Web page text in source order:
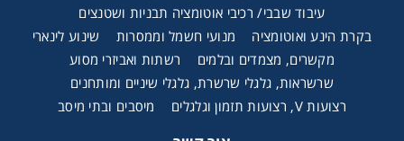
עיבוד שבבי/ רכיבי אוטומציה תבניות ושטנצים
בקרת הינע ואוטומציה
מנועי חשמל וממסרות
שינוע לינארי
מקשרים, מצמדים ובלמים
רשתות ואביזרי מסוע
שרשראות, גלגלי שרשרת, גלגלי שיניים ומותחנים
רצועות V, רצועות תזמון וגלגלים
מיסבים ובתי מיסב